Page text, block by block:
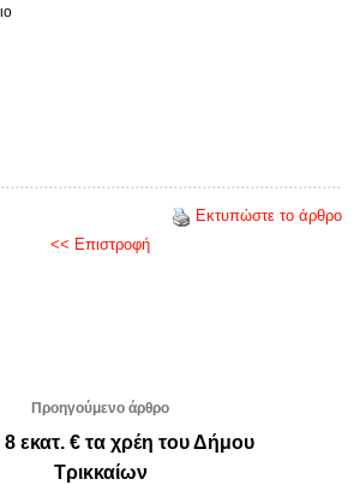
Εκτυπώστε το άρθρο
<< Επιστροφή
Προηγούμενο άρθρο
8 εκατ. € τα χρέη του Δήμου
Τρικκαίων